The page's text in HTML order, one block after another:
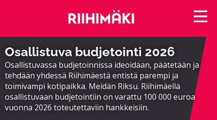
Osallistuva budjetointi 2026
Osallistuvassa budjetoinnissa ideoidaan, päätetään ja
tehdään yhdessä Riihimäestä entistä parempi ja
toimivampi kotipaikka. Meidän Riksu. Riihimäellä
osallistuvaan budjetointiin on varattu 100 000 euroa
vuonna 2026 toteutettaviin hankkeisiin.